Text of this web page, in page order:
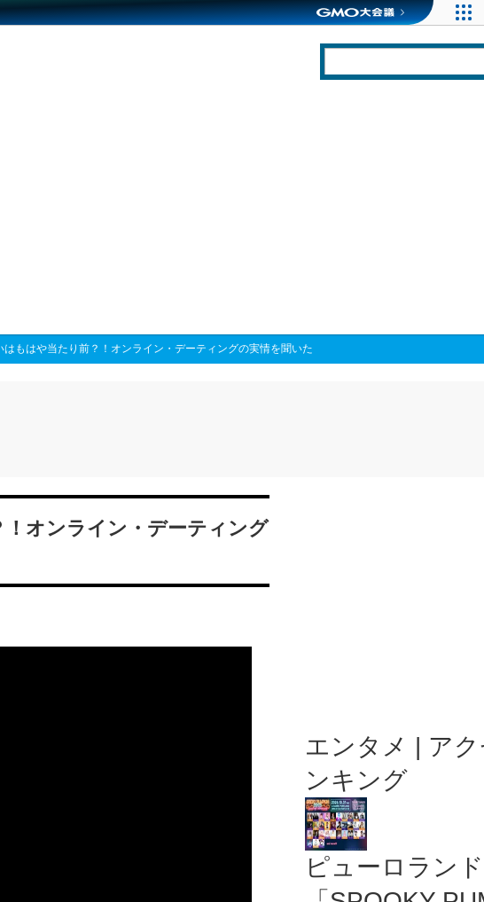
はもはや当たり前？！オンライン・デーティングの実情を聞いた
オンライン・デーティング
エンタメ | アク
ンキング
ピューロラン